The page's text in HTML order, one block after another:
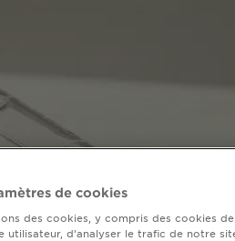
de cookies
des cookies, y compris des cookies
utilisateur, d’analyser le trafic de notre